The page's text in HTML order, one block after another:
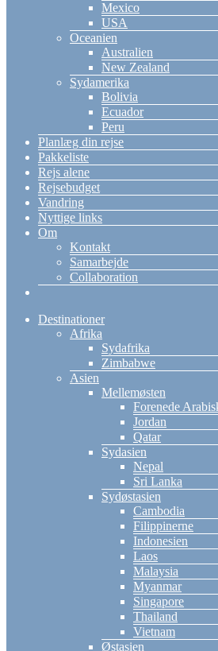
Mexico
USA
Oceanien
Australien
New Zealand
Sydamerika
Bolivia
Ecuador
Peru
Planlæg din rejse
Pakkeliste
Rejs alene
Rejsebudget
Vandring
Nyttige links
Om
Kontakt
Samarbejde
Collaboration
Destinationer
Afrika
Sydafrika
Zimbabwe
Asien
Mellemøsten
Forenede
Jordan
Qatar
Sydasien
Nepal
Sri Lanka
Sydøstasien
Cambodia
Filippinerne
Indonesien
Laos
Malaysia
Myanmar
Singapore
Thailand
Vietnam
Østasien